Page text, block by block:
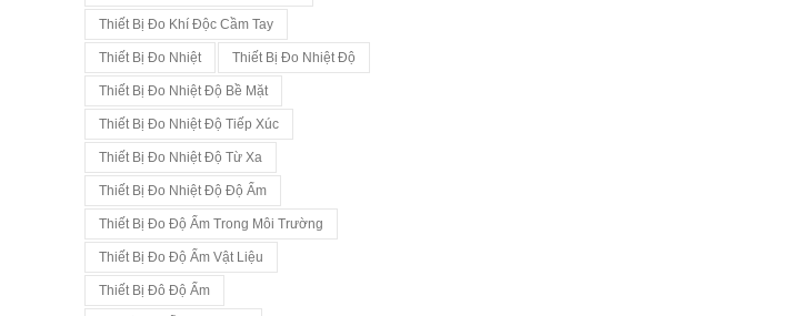
Thiết Bị Đo Khí Độc Cầm Tay
Thiết Bị Đo Nhiệt Thiết Bị Đo Nhiệt Độ
Thiết Bị Đo Nhiệt Độ Bề Mặt
Thiết Bị Đo Nhiệt Độ Tiếp Xúc
Thiết Bị Đo Nhiệt Độ Từ Xa
Thiết Bị Đo Nhiệt Độ Độ Ẩm
Thiết Bị Đo Độ Ẩm Trong Môi Trường
Thiết Bị Đo Độ Ẩm Vật Liệu
Thiết Bị Đô Độ Ẩm